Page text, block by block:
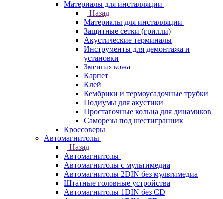
Материалы для инсталляции
Назад
Материалы для инсталляции
Защитные сетки (грилли)
Акустические терминалы
Инструменты для демонтажа и
установки
Змеиная кожа
Карпет
Клей
Кембрики и термоусадочные трубки
Подиумы для акустики
Проставочные кольца для динамиков
Саморезы под шестигранник
Кроссоверы
Автомагнитолы
Назад
Автомагнитолы
Автомагнитолы с мультимедиа
Автомагнитолы 2DIN без мультимедиа
Штатные головные устройства
Автомагнитолы 1DIN без CD